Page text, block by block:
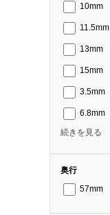
10mm
11.5mm
13mm
15mm
3.5mm
6.8mm
続きを見る
奥行
57mm